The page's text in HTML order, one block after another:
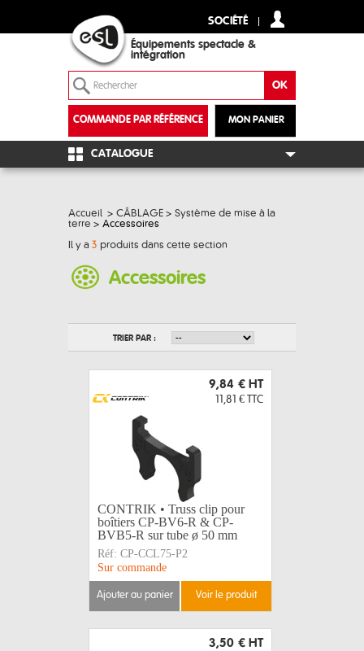
SOCIÉTÉ
Équipements spectacle &
intégration
MON PANIER
COMMANDE PAR RÉFÉRENCE
+
CATALOGUE
Accueil > CÂBLAGE > Système de mise à la
terre > Accessoires
Il y a 3 produits dans cette section
Accessoires
TRIER PAR :
9,84 € HT
11,81 € TTC
CONTRIK • Truss clip pour
boîtiers CP-BV6-R & CP-
BVB5-R sur tube ø 50 mm
Réf: CP-CCL75-P2
Sur commande
ajouter au panier voir le produit
3,50 € HT